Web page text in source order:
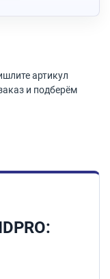
артикул
и подберём